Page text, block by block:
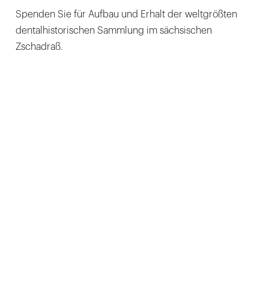
Spenden Sie für Aufbau und Erhalt der weltgrößten
dentalhistorischen Sammlung im sächsischen
Zschadraß.